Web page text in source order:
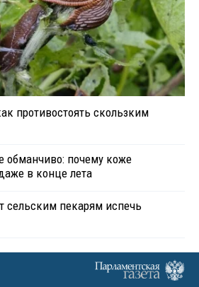
противостоять скользким
обманчиво: почему коже
в конце лета
сельским пекарям испечь